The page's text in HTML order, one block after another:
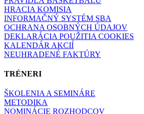
HRACIA KOMISIA
INFORMAČNÝ SYSTÉM SBA
OCHRANA OSOBNÝCH ÚDAJOV
DEKLARÁCIA POUŽITIA COOKIES
KALENDÁR AKCIÍ
NEUHRADENÉ FAKTÚRY
TRÉNERI
ŠKOLENIA A SEMINÁRE
METODIKA
NOMINÁCIE ROZHODCOV